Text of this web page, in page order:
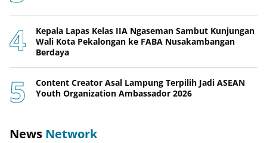
Kepala Lapas Kelas IIA Ngaseman Sambut Kunjungan
Wali Kota Pekalongan ke FABA Nusakambangan
Berdaya
Content Creator Asal Lampung Terpilih Jadi ASEAN
Youth Organization Ambassador 2026
News Network